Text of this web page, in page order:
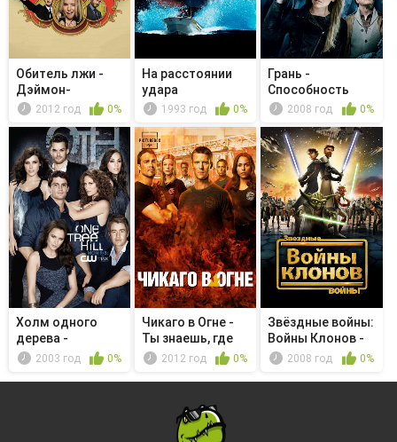
Обитель лжи -
Дэймон-
детям.org
2012 год 0%
На расстоянии
удара
1993 год 0%
Грань -
Способность
2008 год 0%
Холм одного
дерева -
Прощальная
2003 год 0%
Чикаго в Огне -
Ты знаешь, где
меня и...
2012 год 0%
Звёздные войны:
Войны Клонов -
Цитадель
2008 год 0%